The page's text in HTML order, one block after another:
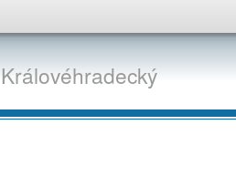
Královéhradecký